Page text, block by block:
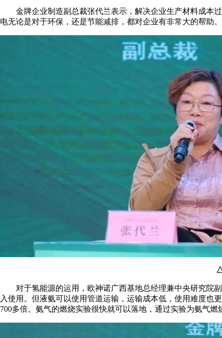
金牌企业制造副总裁张代兰表示，解决企业生产材料成本过
电无论是对于环保，还是节能减排，都对企业有非常大的帮助
对于氢能源的运用，欧神诺广西基地总经理兼中央研究院副
入使用。但液氨可以使用管道运输，运输成本低，使用难度也
700多倍。氨气的燃烧实验很快就可以落地，通过实验为氨气